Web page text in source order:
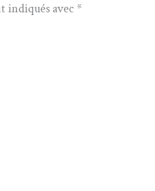
indiqués avec *